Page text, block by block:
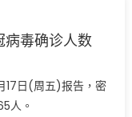
毒确诊人数
17日(周五)报告，密
人。